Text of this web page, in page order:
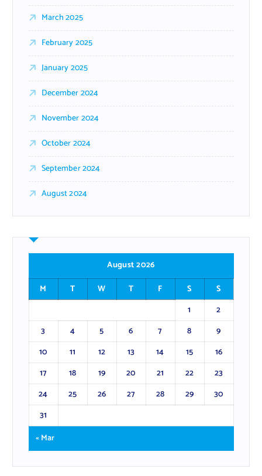
March 2025
February 2025
January 2025
December 2024
November 2024
October 2024
September 2024
August 2024
August 2026
M
T W T F S
S
1
2
3
4 5 6 7 8
9
10
11 12 13 14 15
16
17
18 19 20 21 22
23
24
25 26 27 28 29
30
31
« Mar